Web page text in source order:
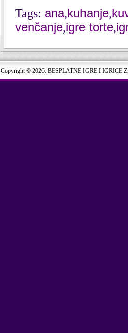
Tags: ana,kuhanje,
venčanje,igre torte,
Copyright © 2026. BESPLATNE IGRE I IGRICE